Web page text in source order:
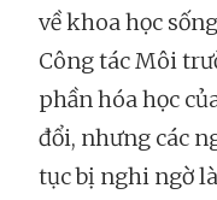
về khoa học
Công tác Môi
phần hóa học
đổi, nhưng các
tục bị nghi ngờ